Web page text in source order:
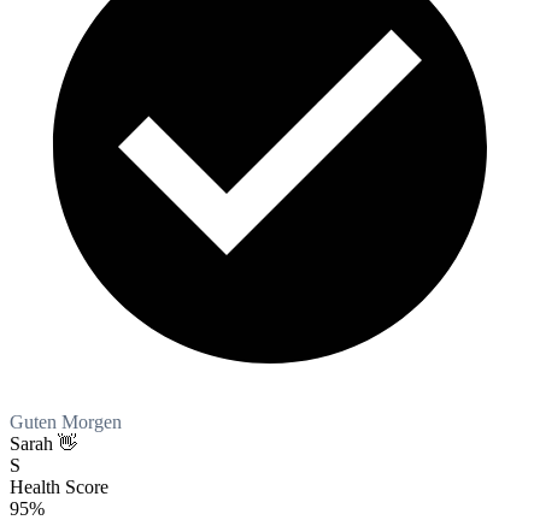
Guten Morgen
Sarah 👋
S
Health Score
95%